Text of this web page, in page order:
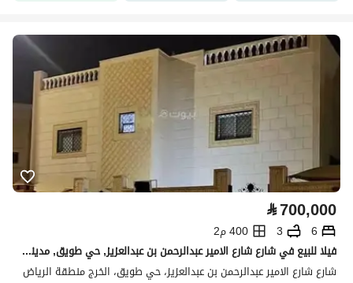
⃁700,000
6
3
400 م2
فيلا للبيع في شارع شارع الامير عبدالرحمن بن عبدالعزيز, حي طويق, مدينة الخرج, منطقة الرياض
شارع شارع الامير عبدالرحمن بن عبدالعزيز، حي طويق، الخرج منطقة الرياض